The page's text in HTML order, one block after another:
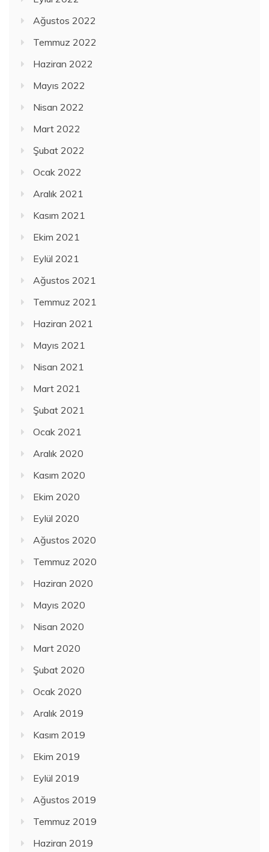
Ağustos 2022
Temmuz 2022
Haziran 2022
Mayıs 2022
Nisan 2022
Mart 2022
Şubat 2022
Ocak 2022
Aralık 2021
Kasım 2021
Ekim 2021
Eylül 2021
Ağustos 2021
Temmuz 2021
Haziran 2021
Mayıs 2021
Nisan 2021
Mart 2021
Şubat 2021
Ocak 2021
Aralık 2020
Kasım 2020
Ekim 2020
Eylül 2020
Ağustos 2020
Temmuz 2020
Haziran 2020
Mayıs 2020
Nisan 2020
Mart 2020
Şubat 2020
Ocak 2020
Aralık 2019
Kasım 2019
Ekim 2019
Eylül 2019
Ağustos 2019
Temmuz 2019
Haziran 2019